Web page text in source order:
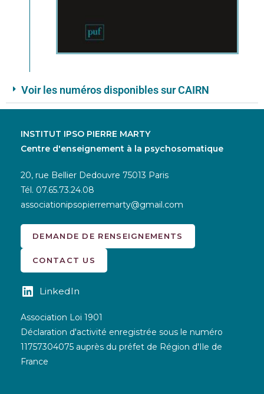
Voir les numéros disponibles sur CAIRN
INSTITUT IPSO PIERRE MARTY
Centre d'enseignement à la psychosomatique
20, rue Bellier Dedouvre 75013 Paris
Tél. 07.65.73.24.08
associationipsopierremarty@gmail.com
DEMANDE DE RENSEIGNEMENTS
CONTACT US
LinkedIn
Association Loi 1901
Déclaration d'activité enregistrée sous le numéro
11757304075 auprès du préfet de Région d'Ile de
France